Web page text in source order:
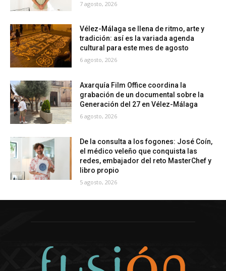
7 agosto, 2026
Vélez-Málaga se llena de ritmo, arte y
tradición: así es la variada agenda
cultural para este mes de agosto
6 agosto, 2026
Axarquía Film Office coordina la
grabación de un documental sobre la
Generación del 27 en Vélez-Málaga
6 agosto, 2026
De la consulta a los fogones: José Coín,
el médico veleño que conquista las
redes, embajador del reto MasterChef y
libro propio
5 agosto, 2026